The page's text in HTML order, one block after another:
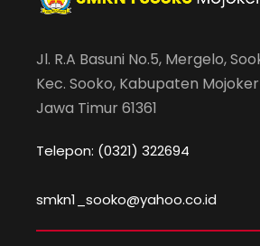
Jl. R.A Basuni No.5, Mergelo,
Kec. Sooko, Kabupaten
Jawa Timur 61361
Telepon: (0321) 322694
smkn1_sooko@yahoo.co.id